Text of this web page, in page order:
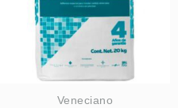
Veneciano